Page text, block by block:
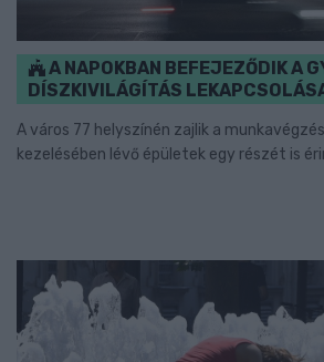
A NAPOKBAN BEFEJEZŐDIK A
DÍSZKIVILÁGÍTÁS
A város 77 helyszínén zajlik a
kezelésében lévő épületek egy részét is